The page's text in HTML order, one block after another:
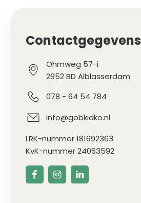
Contactgegevens
Ohmweg 57-i
2952 BD Alblasserdam
078 - 64 54 784
info@gobkidko.nl
LRK-nummer 181692363
KvK-nummer 24063592